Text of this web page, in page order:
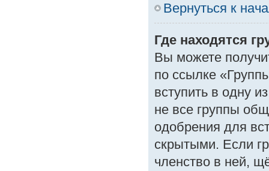
Вернуться к
Где находятся
Вы можете
по ссылке
вступить в одну
не все группы
одобрения для
скрытыми. Если
членство в ней,